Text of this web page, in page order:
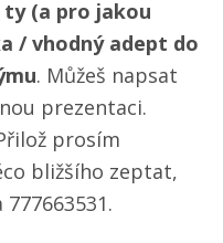
ty (a pro jakou
/ vhodný adept do
. Můžeš napsat
prezentaci.
prosím
bližšího zeptat,